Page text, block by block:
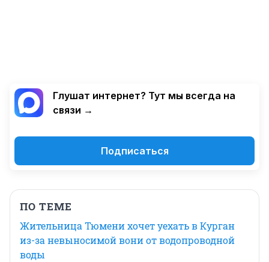
Глушат интернет? Тут мы всегда на
связи →
Подписаться
ПО ТЕМЕ
Жительница Тюмени хочет уехать в Курган
из-за невыносимой вони от водопроводной
воды